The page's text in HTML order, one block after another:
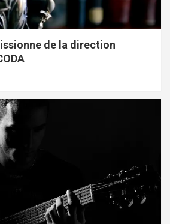
de la direction